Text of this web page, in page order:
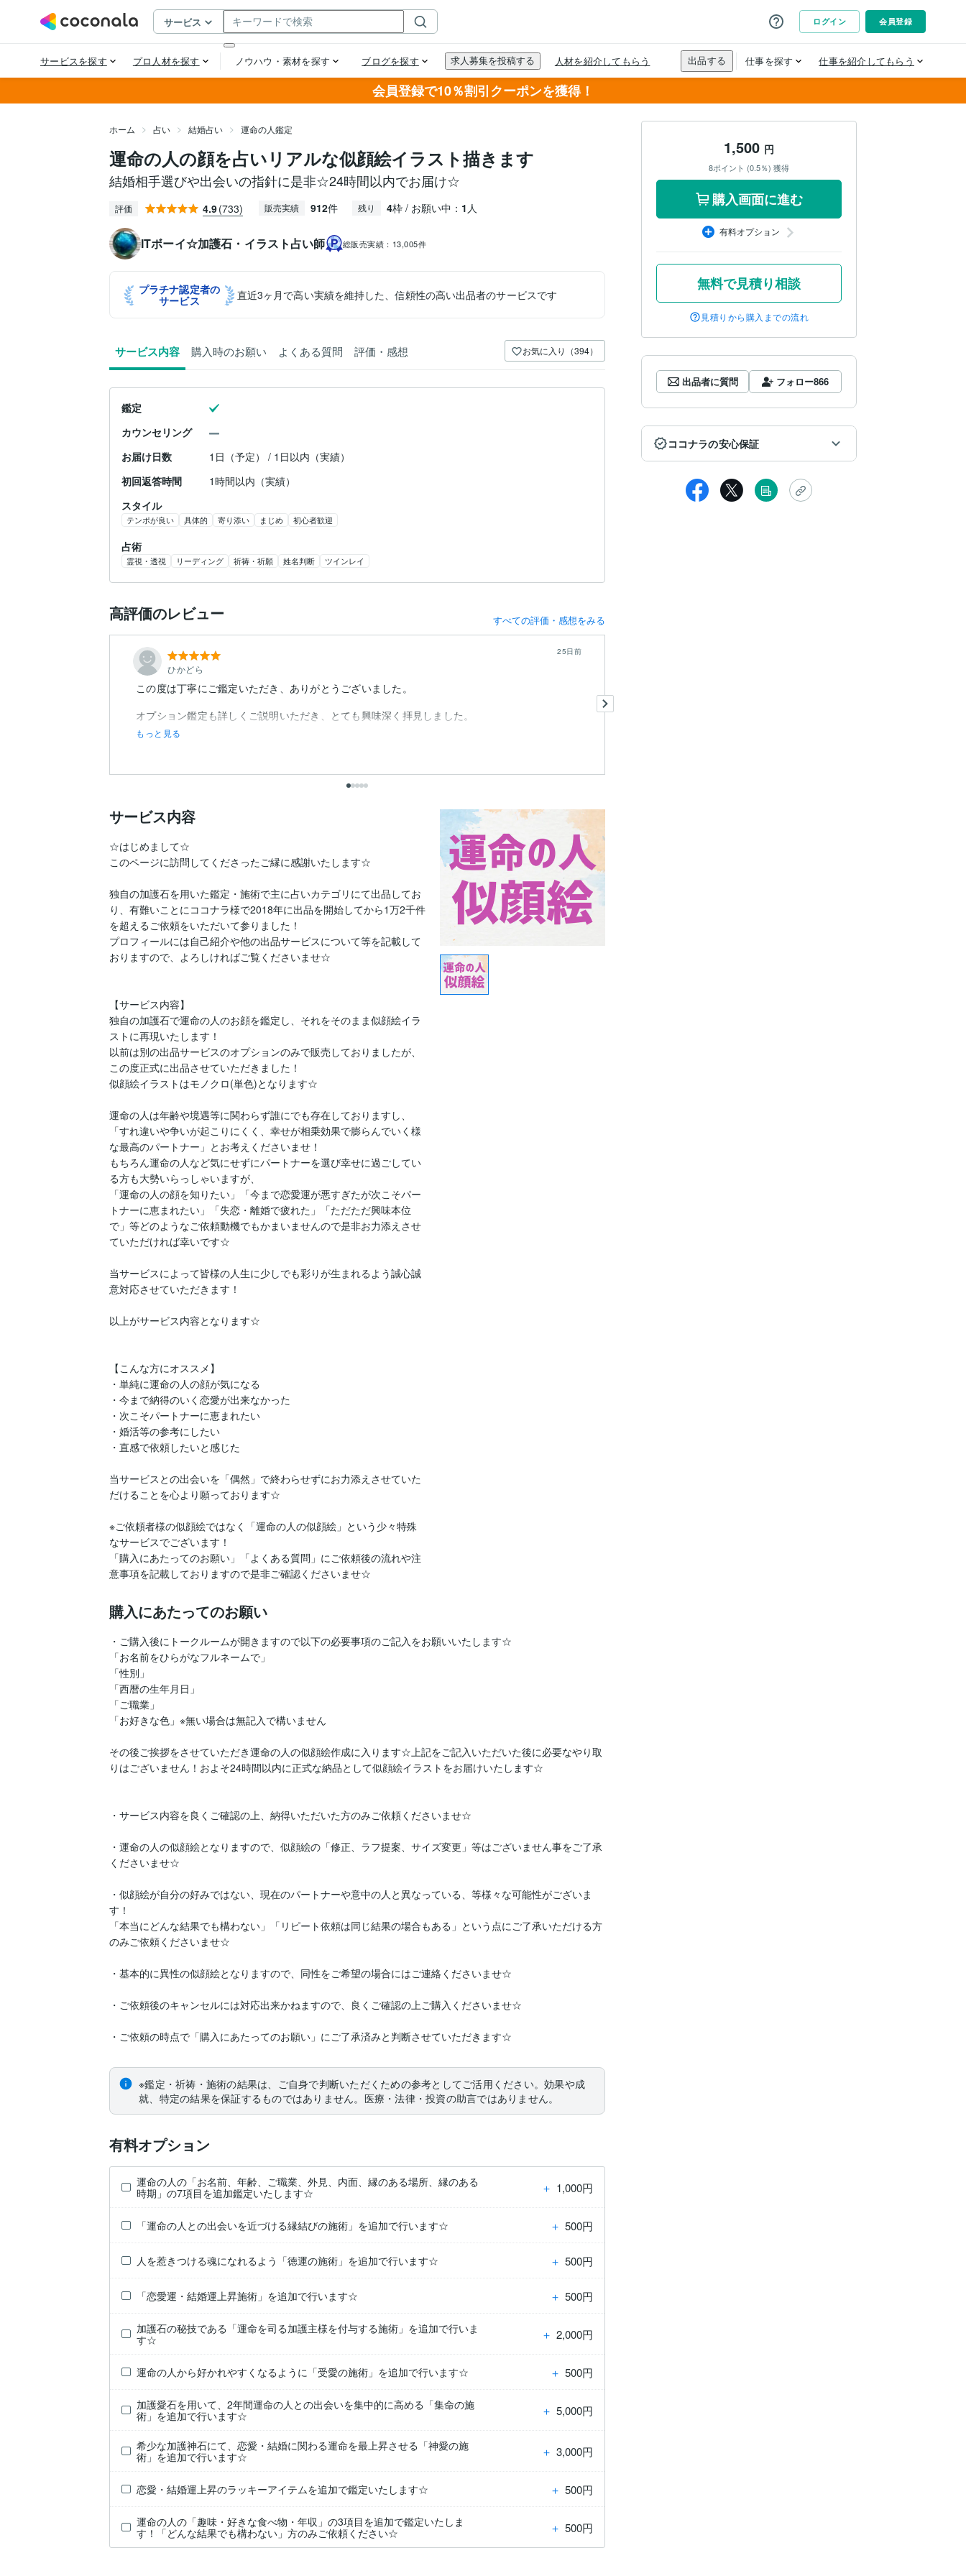
会員登録で10％割引クーポンを獲得！
ホーム 占い 結婚占い 運命の人鑑定
運命の人の顔を占いリアルな似顔絵イラスト描きます
結婚相手選びや出会いの指針に是非☆24時間以内でお届け☆
評価 4.9(733) 販売実績 912件 残り 4枠 / お願い中： 1 人
ITボーイ☆加護石・イラスト占い師 総販売実績： 13,005件
プラチナ認定者の
サービス
直近3ヶ月で高い実績を維持した、信頼性の高い出品者のサービスです
サービス内容 購入時のお願い よくある質問 評価・感想 お気に入り（394）
鑑定
カウンセリング
お届け日数
1日（予定） / 1日以内（実績）
初回返答時間
1時間以内（実績）
スタイル
テンポが良い 具体的 寄り添い まじめ 初心者歓迎
占術
霊視・透視 リーディング 祈祷・祈願 姓名判断 ツインレイ
高評価のレビュー すべての評価・感想をみる
ひかどら
25日前
この度は丁寧にご鑑定いただき、ありがとうございました。
オプション鑑定も詳しくご説明いただき、とても興味深く拝見しました。
もっと見る
サービス内容
☆はじめまして☆
このページに訪問してくださったご縁に感謝いたします☆
独自の加護石を用いた鑑定・施術で主に占いカテゴリにて出品してお
り、有難いことにココナラ様で2018年に出品を開始してから1万2千件
を超えるご依頼をいただいて参りました！
プロフィールには自己紹介や他の出品サービスについて等を記載して
おりますので、よろしければご覧くださいませ☆
【サービス内容】
独自の加護石で運命の人のお顔を鑑定し、それをそのまま似顔絵イラ
ストに再現いたします！
以前は別の出品サービスのオプションのみで販売しておりましたが、
この度正式に出品させていただきました！
似顔絵イラストはモノクロ(単色)となります☆
運命の人は年齢や境遇等に関わらず誰にでも存在しておりますし、
「すれ違いや争いが起こりにくく、幸せが相乗効果で膨らんでいく様
な最高のパートナー」とお考えくださいませ！
もちろん運命の人など気にせずにパートナーを選び幸せに過ごしてい
る方も大勢いらっしゃいますが、
「運命の人の顔を知りたい」「今まで恋愛運が悪すぎたが次こそパー
トナーに恵まれたい」「失恋・離婚で疲れた」「ただただ興味本位
で」等どのようなご依頼動機でもかまいませんので是非お力添えさせ
ていただければ幸いです☆
当サービスによって皆様の人生に少しでも彩りが生まれるよう誠心誠
意対応させていただきます！
以上がサービス内容となります☆
【こんな方にオススメ】
・単純に運命の人の顔が気になる
・今まで納得のいく恋愛が出来なかった
・次こそパートナーに恵まれたい
・婚活等の参考にしたい
・直感で依頼したいと感じた
当サービスとの出会いを「偶然」で終わらせずにお力添えさせていた
だけることを心より願っております☆
※ご依頼者様の似顔絵ではなく「運命の人の似顔絵」という少々特殊
なサービスでございます！
「購入にあたってのお願い」「よくある質問」にご依頼後の流れや注
意事項を記載しておりますので是非ご確認くださいませ☆
購入にあたってのお願い
・ご購入後にトークルームが開きますので以下の必要事項のご記入をお願いいたします☆
「お名前をひらがなフルネームで」
「性別」
「西暦の生年月日」
「ご職業」
「お好きな色」※無い場合は無記入で構いません
その後ご挨拶をさせていただき運命の人の似顔絵作成に入ります☆上記をご記入いただいた後に必要なやり取
りはございません！およそ24時間以内に正式な納品として似顔絵イラストをお届けいたします☆
・サービス内容を良くご確認の上、納得いただいた方のみご依頼くださいませ☆
・運命の人の似顔絵となりますので、似顔絵の「修正、ラフ提案、サイズ変更」等はございません事をご了承
くださいませ☆
・似顔絵が自分の好みではない、現在のパートナーや意中の人と異なっている、等様々な可能性がございま
す！
「本当にどんな結果でも構わない」「リピート依頼は同じ結果の場合もある」という点にご了承いただける方
のみご依頼くださいませ☆
・基本的に異性の似顔絵となりますので、同性をご希望の場合にはご連絡くださいませ☆
・ご依頼後のキャンセルには対応出来かねますので、良くご確認の上ご購入くださいませ☆
・ご依頼の時点で「購入にあたってのお願い」にご了承済みと判断させていただきます☆
※鑑定・祈祷・施術の結果は、ご自身で判断いただくための参考としてご活用ください。効果や成
就、特定の結果を保証するものではありません。医療・法律・投資の助言ではありません。
有料オプション
運命の人の「お名前、年齢、ご職業、外見、内面、縁のある場所、縁のある
時期」の7項目を追加鑑定いたします☆
＋ 1,000円
「運命の人との出会いを近づける縁結びの施術」を追加で行います☆ ＋ 500円
人を惹きつける魂になれるよう「徳運の施術」を追加で行います☆ ＋ 500円
「恋愛運・結婚運上昇施術」を追加で行います☆ ＋ 500円
加護石の秘技である「運命を司る加護主様を付与する施術」を追加で行いま
す☆
＋ 2,000円
運命の人から好かれやすくなるように「受愛の施術」を追加で行います☆ ＋ 500円
加護愛石を用いて、2年間運命の人との出会いを集中的に高める「集命の施
術」を追加で行います☆
＋ 5,000円
希少な加護神石にて、恋愛・結婚に関わる運命を最上昇させる「神愛の施
術」を追加で行います☆
＋ 3,000円
恋愛・結婚運上昇のラッキーアイテムを追加で鑑定いたします☆ ＋ 500円
運命の人の「趣味・好きな食べ物・年収」の3項目を追加で鑑定いたしま
す！「どんな結果でも構わない」方のみご依頼ください☆
＋ 500円
1,500 円
8ポイント (0.5％) 獲得
購入画面に進む
有料オプション
無料で見積り相談
見積りから購入までの流れ
出品者に質問 フォロー866
ココナラの安心保証